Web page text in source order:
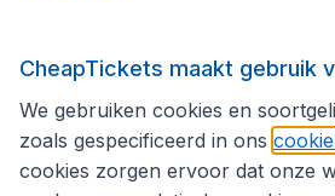
Volg CheapTickets.be
CheapTickets maakt gebruik
We gebruiken cookies en
zoals gespecificeerd in ons
cookies zorgen ervoor dat onze